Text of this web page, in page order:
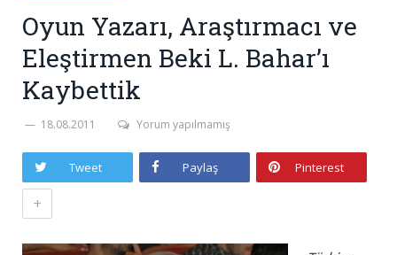
Oyun Yazarı, Araştırmacı ve
Eleştirmen Beki L. Bahar’ı
Kaybettik
18.08.2011 Yorum yapılmamış
Tweet Paylaş Pinterest
+